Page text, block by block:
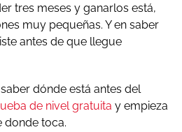
tres meses y ganarlos está,
muy pequeñas. Y en saber
antes de que llegue
dónde está antes del
de nivel gratuita y empieza
donde toca.